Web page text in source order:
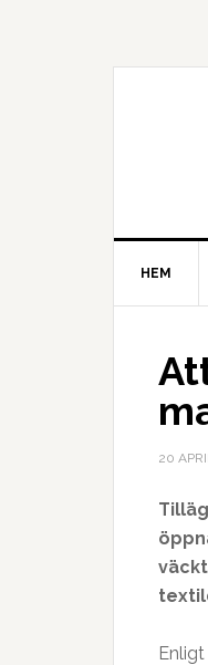
HEM
20